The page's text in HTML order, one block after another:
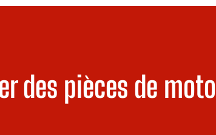
des pièces de moto